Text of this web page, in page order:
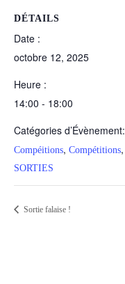
DÉTAILS
Date :
octobre 12, 2025
Heure :
14:00 - 18:00
Catégories d’Évènement:
Compéitions, Compétitions,
SORTIES
Sortie falaise !